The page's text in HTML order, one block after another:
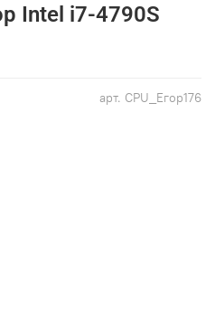
арт. CPU_Егор176
Intel i7-4790S